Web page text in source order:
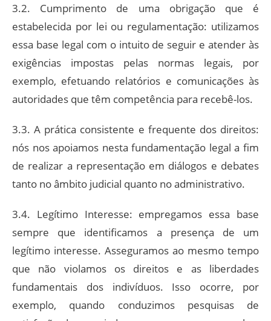
3.2. Cumprimento de uma obrigação que é
estabelecida por lei ou regulamentação: utilizamos
essa base legal com o intuito de seguir e atender às
exigências impostas pelas normas legais, por
exemplo, efetuando relatórios e comunicações às
autoridades que têm competência para recebê-los.
3.3. A prática consistente e frequente dos direitos:
nós nos apoiamos nesta fundamentação legal a fim
de realizar a representação em diálogos e debates
tanto no âmbito judicial quanto no administrativo.
3.4. Legítimo Interesse: empregamos essa base
sempre que identificamos a presença de um
legítimo interesse. Asseguramos ao mesmo tempo
que não violamos os direitos e as liberdades
fundamentais dos indivíduos. Isso ocorre, por
exemplo, quando conduzimos pesquisas de